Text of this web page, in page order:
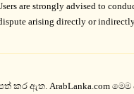
are strongly advised to
arising directly or
කර ඇත. ArabLanka.com